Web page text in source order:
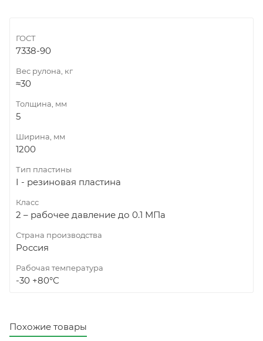
ГОСТ
7338-90
Вес рулона, кг
≈30
Толщина, мм
5
Ширина, мм
1200
Тип пластины
I - резиновая пластина
Класс
2 – рабочее давление до 0.1 МПа
Страна производства
Россия
Рабочая температура
-30 +80°С
Похожие товары